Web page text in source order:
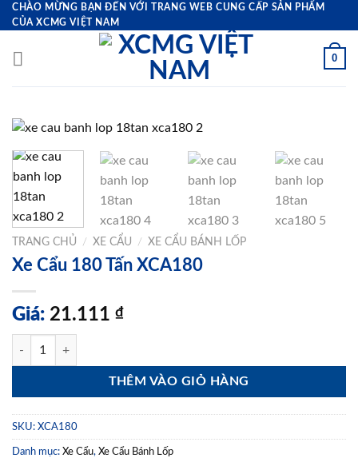
Bỏ
qua
dung
CHÀO MỪNG BẠN ĐẾN VỚI TRANG WEB CUNG CẤP SẢN PHẨM
CỦA XCMG VIỆT NAM
0
TRANG CHỦ / XE CẨU / XE CẨU BÁNH LỐP
Xe Cẩu 180 Tấn XCA180
Giá: 21.111 ₫
Xe Cẩu 180 Tấn XCA180 số lượng
THÊM VÀO GIỎ HÀNG
SKU: XCA180
Danh mục: Xe Cẩu, Xe Cẩu Bánh Lốp